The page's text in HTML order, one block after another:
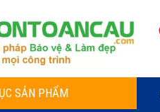
SẢN PHẨM